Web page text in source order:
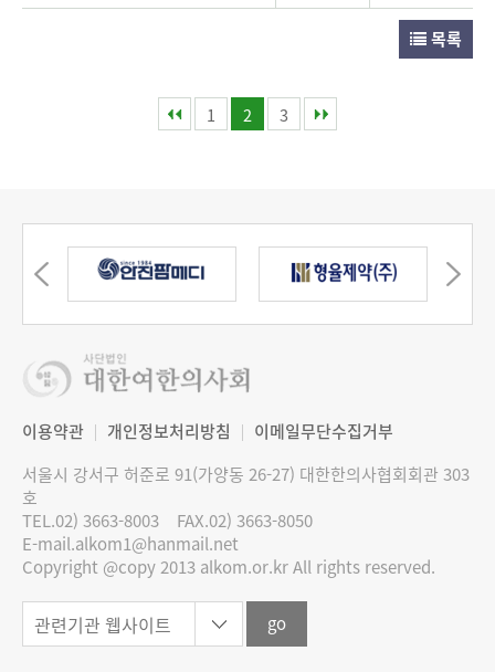
목록
1 2 3
이용약관 개인정보처리방침
이메일무단수집거부
서울시 강서구 허준로 91(가양동 26-27) 대한한의사협회회관 303
호
TEL.02) 3663-8003
FAX.02) 3663-8050
E-mail.alkom1@hanmail.net
Copyright @copy 2013 alkom.or.kr All rights reserved.
go